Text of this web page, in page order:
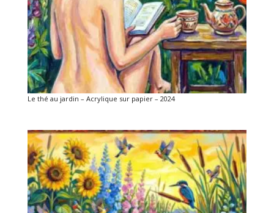
Le thé au jardin – Acrylique sur papier – 2024